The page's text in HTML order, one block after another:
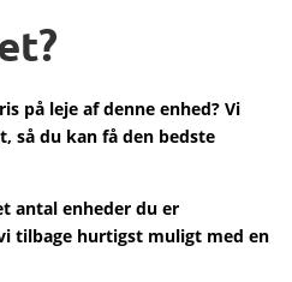
på leje af denne enhed? Vi
så du kan få den bedste
antal enheder du er
tilbage hurtigst muligt med en